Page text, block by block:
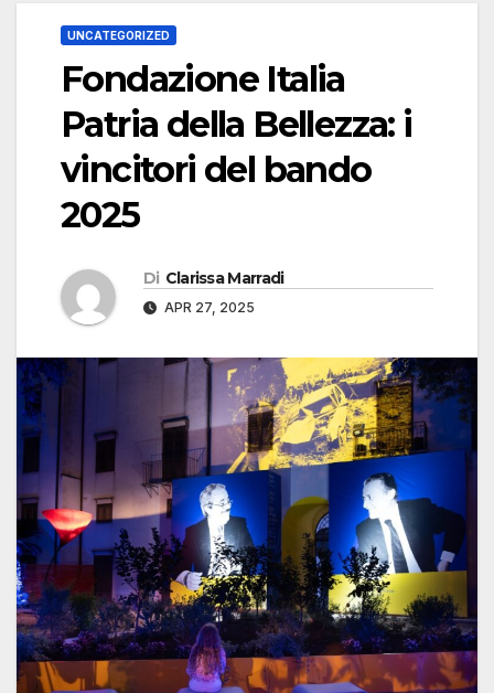
UNCATEGORIZED
Fondazione Italia
Patria della Bellezza: i
vincitori del bando
2025
Di Clarissa Marradi
APR 27, 2025